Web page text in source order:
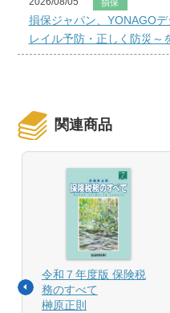
損保
損保ジャパン、YONAGO
レイル予防・正しく防災～
関連商品
令和７年度版 保険税
務のすべて
榊原正則